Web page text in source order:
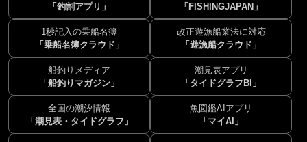
「釣割アプリ」
「FISHINGJAPAN」
1秒記入の乗船名簿
「乗船名簿クラウド」
改正遊漁船業法に対応
「遊漁船クラウド」
船釣りメディア
「船釣りマガジン」
潮見表アプリ
「タイドグラフBI」
全国の潮汐情報
「潮見表・タイドグラフ」
魚図鑑AIアプリ
「マイAI」